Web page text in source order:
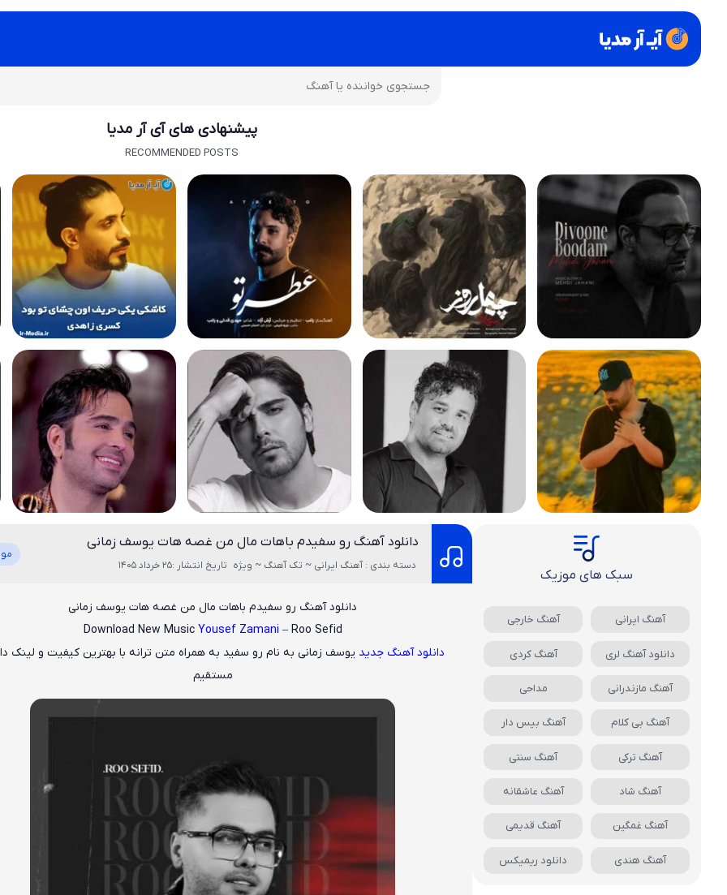
پیشنهادی های آی آر مدیا
RECOMMENDED POSTS
دانلود آهنگ رو سفیدم باهات مال من غصه هات یوسف زمانی
دسته بندی : آهنگ ایرانی ~ تک آهنگ ~ ویژه تاریخ انتشار :25 خرداد 1405
دانلود آهنگ رو سفیدم باهات مال من غصه هات یوسف زمانی
Download New MusicYousef Zamani – Roo Sefid
دانلود آهنگ جدید یوسف زمانی به نام رو سفید به همراه متن ترانه با بهترین کیفیت و لینک
مستقیم
سبک های موزیک
آهنگ ایرانی آهنگ خارجی
دانلود آهنگ لری آهنگ کردی
آهنگ مازندرانی مداحی
آهنگ بی کلام آهنگ بیس دار
آهنگ ترکی آهنگ سنتی
آهنگ شاد آهنگ عاشقانه
آهنگ غمگین آهنگ قدیمی
آهنگ هندی دانلود ریمیکس